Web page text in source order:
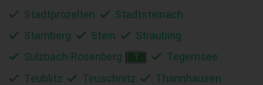
Stadtprozelten
Stadtsteinach
Starnberg
Stein
Straubing
Sulzbach-Rosenberg
T
Tegernsee
Teublitz
Teuschnitz
Thannhausen